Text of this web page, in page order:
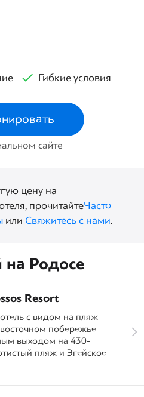
Гибкие условия
сайте
цену на
прочитайтеЧасто
или Свяжитесь с нами.
Родосе
Resort
с видом на пляж
побережье
выходом на 430-
пляж и Эгейское